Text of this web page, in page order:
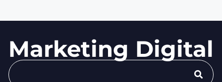
Marketing Digital